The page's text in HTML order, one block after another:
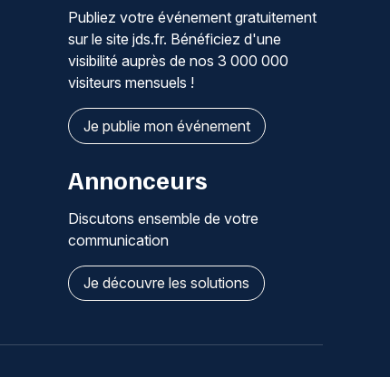
Publiez votre événement gratuitement
sur le site jds.fr. Bénéficiez d'une
visibilité auprès de nos 3 000 000
visiteurs mensuels !
Je publie mon événement
Annonceurs
Discutons ensemble de votre
communication
Je découvre les solutions